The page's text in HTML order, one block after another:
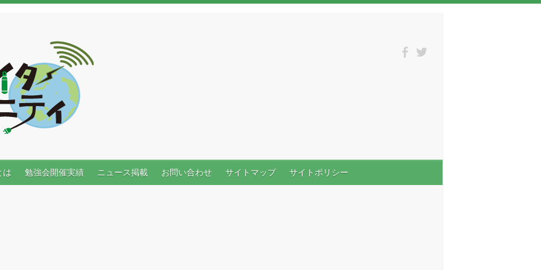
は 勉強会開催実績 ニュース掲載 お問い合わせ サイトマップ サイトポリシー